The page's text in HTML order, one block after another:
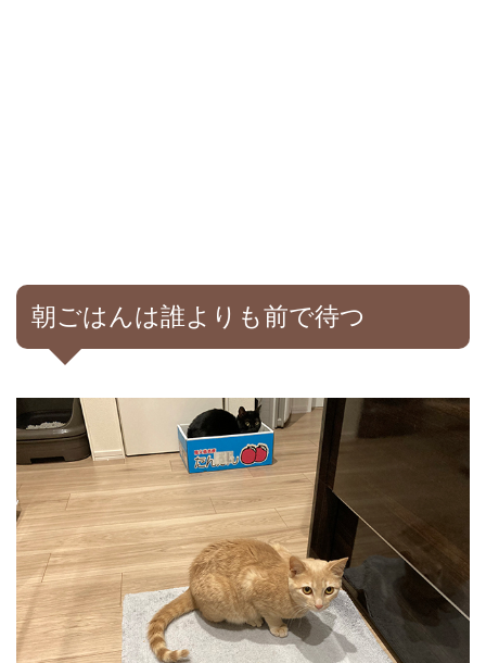
朝ごはんは誰よりも前で待つ